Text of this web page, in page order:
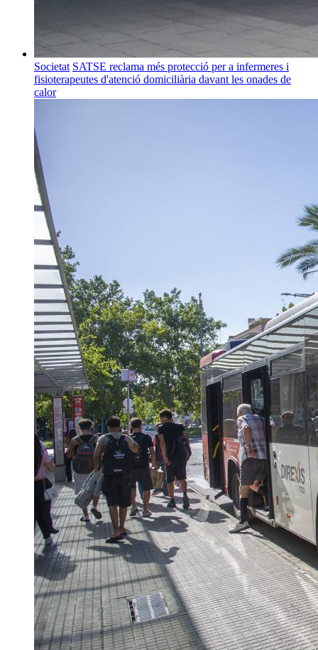
Societat SATSE reclama més protecció per a infermeres i
fisioterapeutes d'atenció domiciliària davant les onades de
calor